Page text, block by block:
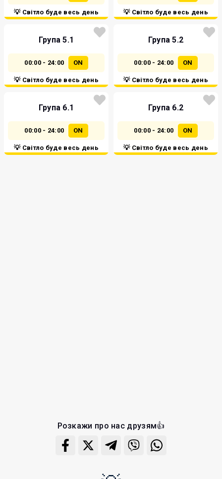
💡 Світло буде весь день 💡 Світло буде весь день
Група 5.1
00:00 - 24:00 ON
💡 Світло буде весь день
Група 5.2
00:00 - 24:00 ON
💡 Світло буде весь день
Група 6.1
00:00 - 24:00 ON
💡 Світло буде весь день
Група 6.2
00:00 - 24:00 ON
💡 Світло буде весь день
Розкажи про нас друзям👍